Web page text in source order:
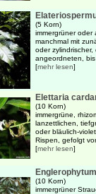
(5 Korn)
immergrüner oder
manchmal mit
oder
angeordneten,
[mehr lesen]
Elettaria
(10 Korn)
immergrüne,
lanzettlichen,
oder bläulich-
Rispen, gefolgt
[mehr lesen]
(10 Korn)
immergrüner